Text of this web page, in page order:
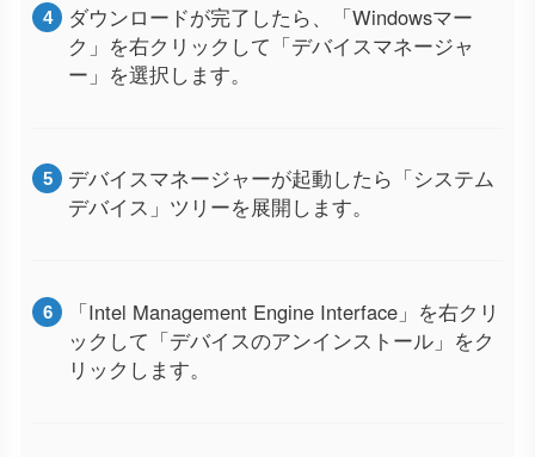
ダウンロードが完了したら、「Windowsマー
ク」を右クリックして「デバイスマネージャ
ー」を選択します。
デバイスマネージャーが起動したら「システム
デバイス」ツリーを展開します。
「Intel Management Engine Interface」を右クリ
ックして「デバイスのアンインストール」をク
リックします。